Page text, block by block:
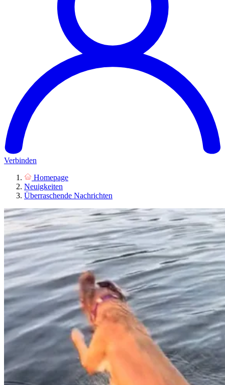
Verbinden
Homepage
Neuigkeiten
Überraschende Nachrichten